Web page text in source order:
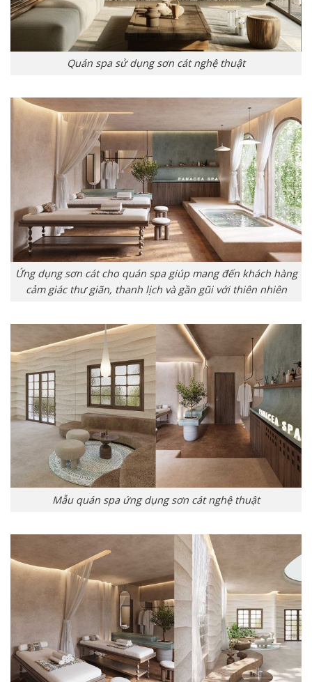
Quán spa sử dụng sơn cát nghệ thuật
Ứng dụng sơn cát cho quán spa giúp mang đến khách hàng
cảm giác thư giãn, thanh lịch và gần gũi với thiên nhiên
Mẫu quán spa ứng dụng sơn cát nghệ thuật